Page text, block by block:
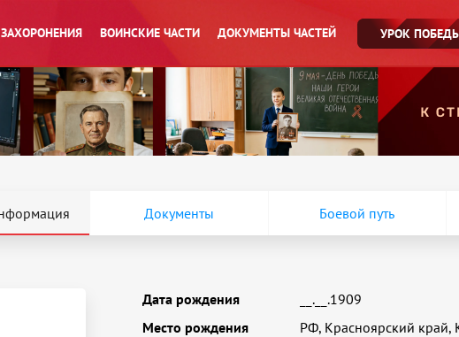
ВОИНСКИЕ ЧАСТИ ДОКУМЕНТЫ ЧАСТЕЙ УРОК
Документы Боевой путь
Дата рождения
__.__.1909
Место рождения
РФ, Красноярский край,